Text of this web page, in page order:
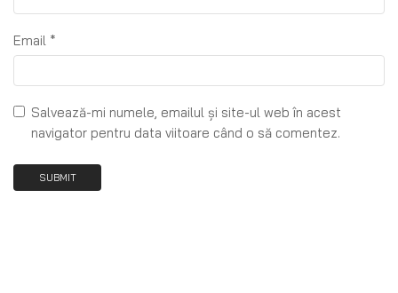
Email *
Salvează-mi numele, emailul și site-ul web în acest
navigator pentru data viitoare când o să comentez.